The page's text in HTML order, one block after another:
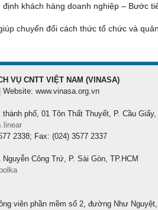
khách hàng doanh nghiệp – Bước
chuyển đổi cách thức tổ chức và
VỤ CNTT VIỆT NAM (VINASA)
www.vinasa.org.vn
phố, 01 Tôn Thất Thuyết, P. Cầu Giấy,
2338; Fax: (024) 3577 2337
Công Trứ, P. Sài Gòn, TP.HCM
viên phần mềm số 2, đường Như